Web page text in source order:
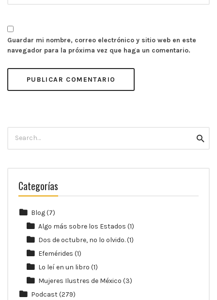
Guardar mi nombre, correo electrónico y sitio web en este
navegador para la próxima vez que haga un comentario.
for:
Categorías
Blog(7)
Algo más sobre los Estados (1)
Dos de octubre, no lo olvido.(1)
Efemérides (1)
Lo leí en un libro (1)
Mujeres Ilustres de México (3)
Podcast(279)